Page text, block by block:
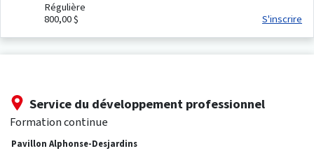
Régulière
800,00 $
S'inscrire
Service du développement professionnel
Formation continue
Pavillon Alphonse-Desjardins